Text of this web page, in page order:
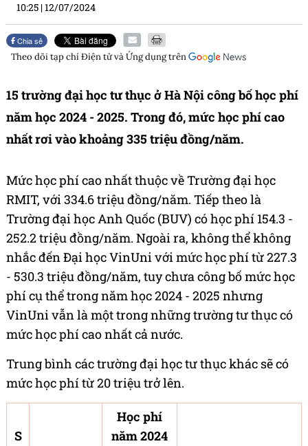
10:25 |12/07/2024
Chia sẻ
Theo dõi tạp chíĐiện tử và Ứng dụngtrên
15 trường đại học tư thục ở Hà Nội công bố học phí
năm học 2024 - 2025. Trong đó, mức học phí cao
nhất rơi vào khoảng 335 triệu đồng/năm.
Mức học phí cao nhất thuộc về Trường đại học
RMIT, với 334.6 triệu đồng/năm. Tiếp theo là
Trường đại học Anh Quốc (BUV) có học phí 154.3 -
252.2 triệu đồng/năm. Ngoài ra, không thể không
nhắc đến Đại học VinUni với mức học phí từ 227.3
- 530.3 triệu đồng/năm, tuy chưa công bố mức học
phí cụ thể trong năm học 2024 - 2025 nhưng
VinUni vẫn là một trong những trường tư thục có
mức học phí cao nhất cả nước.
Trung bình các trường đại học tư thục khác sẽ có
mức học phí từ 20 triệu trở lên.
S
Học phí
năm 2024